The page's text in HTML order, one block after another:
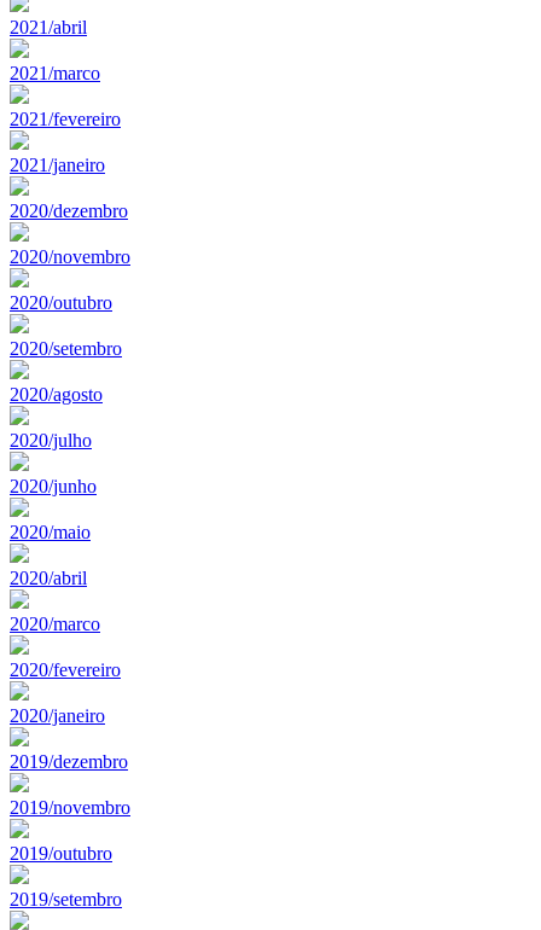
2021/abril
2021/marco
2021/fevereiro
2021/janeiro
2020/dezembro
2020/novembro
2020/outubro
2020/setembro
2020/agosto
2020/julho
2020/junho
2020/maio
2020/abril
2020/marco
2020/fevereiro
2020/janeiro
2019/dezembro
2019/novembro
2019/outubro
2019/setembro